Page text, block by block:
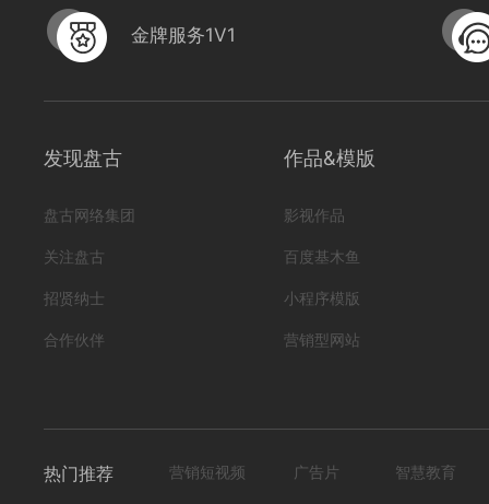
金牌服务1V1
发现盘古
盘古网络集团
关注盘古
招贤纳士
合作伙伴
作品&模版
影视作品
百度基木鱼
小程序模版
营销型网站
热门推荐 营销短视频 广告片 智慧教育